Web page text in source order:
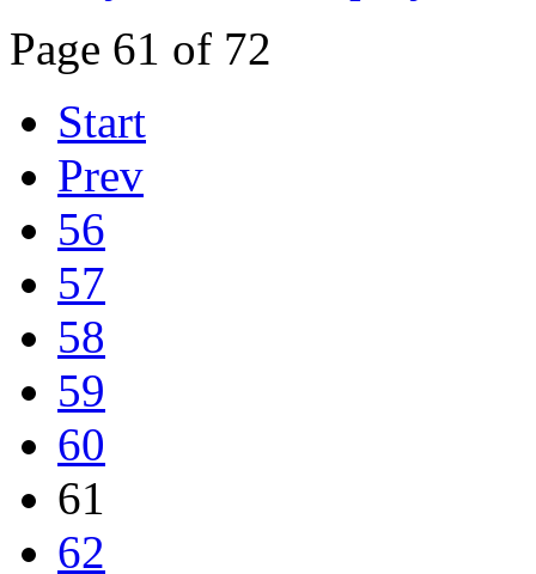
Page 61 of 72
Start
Prev
56
57
58
59
60
61
62